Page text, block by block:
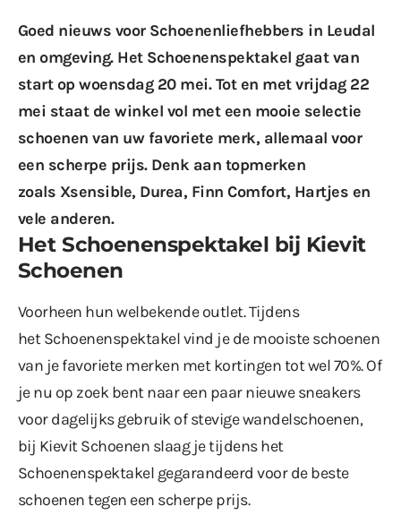
Goed nieuws voor Schoenenliefhebbers in Leudal
en omgeving. Het Schoenenspektakel gaat van
start op woensdag 20 mei. Tot en met vrijdag 22
mei staat de winkel vol met een mooie selectie
schoenen van uw favoriete merk, allemaal voor
een scherpe prijs. Denk aan topmerken
zoals Xsensible, Durea, Finn Comfort, Hartjes en
vele anderen.
Het Schoenenspektakel bij Kievit
Schoenen
Voorheen hun welbekende outlet. Tijdens
het Schoenenspektakel vind je de mooiste schoenen
van je favoriete merken met kortingen tot wel 70%. Of
je nu op zoek bent naar een paar nieuwe sneakers
voor dagelijks gebruik of stevige wandelschoenen,
bij Kievit Schoenen slaag je tijdens het
Schoenenspektakel gegarandeerd voor de beste
schoenen tegen een scherpe prijs.